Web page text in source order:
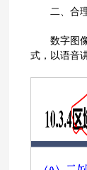
二、合
数字图
式，以语音